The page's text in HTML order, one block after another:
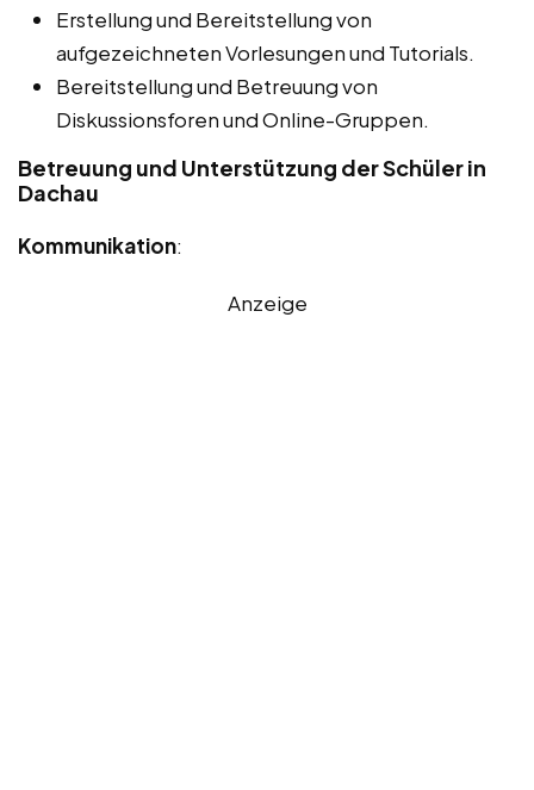
Erstellung und Bereitstellung von
aufgezeichneten Vorlesungen und Tutorials.
Bereitstellung und Betreuung von
Diskussionsforen und Online-Gruppen.
Betreuung und Unterstützung der Schüler in
Dachau
Kommunikation:
Anzeige